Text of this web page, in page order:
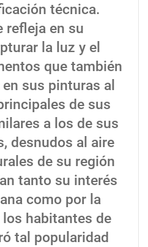
técnica.
refleja en su
la luz y el
que también
sus pinturas al
de sus
a los de sus
desnudos al aire
de su región
tanto su interés
como por la
habitantes de
tal popularidad